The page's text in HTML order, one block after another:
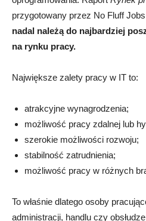
przygotowany przez No Fluff
nadal należą do najbardziej
na rynku pracy.
Największe zalety pracy w IT to:
atrakcyjne wynagrodzenia;
możliwość pracy zdalnej lub
szerokie możliwości rozwoju;
stabilność zatrudnienia;
możliwość pracy w różnych
To właśnie dlatego osoby
administracji, handlu czy